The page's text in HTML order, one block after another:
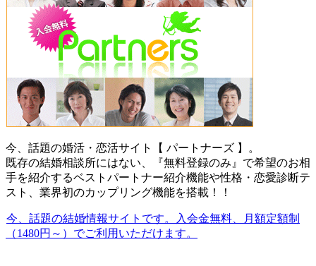
今、話題の婚活・恋活サイト【 パートナーズ 】。
既存の結婚相談所にはない、『無料登録のみ』で希望のお相
手を紹介するベストパートナー紹介機能や性格・恋愛診断テ
スト、業界初のカップリング機能を搭載！！
今、話題の結婚情報サイトです。入会金無料、月額定額制
（1480円～）でご利用いただけます。